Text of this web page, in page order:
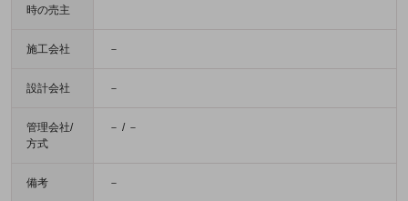
時の売主
施工会社 －
設計会社 －
管理会社/
方式
－ / －
備考 －